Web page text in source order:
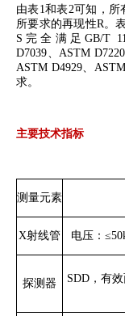
由表1和表2可知， 所
所要求的再现性R。
S 完全 满足GB/T
D7039、ASTM D7220
ASTM D4929、
求。
主要技术指标
测量元素
X射线管 电压：
探测器 SDD，有效